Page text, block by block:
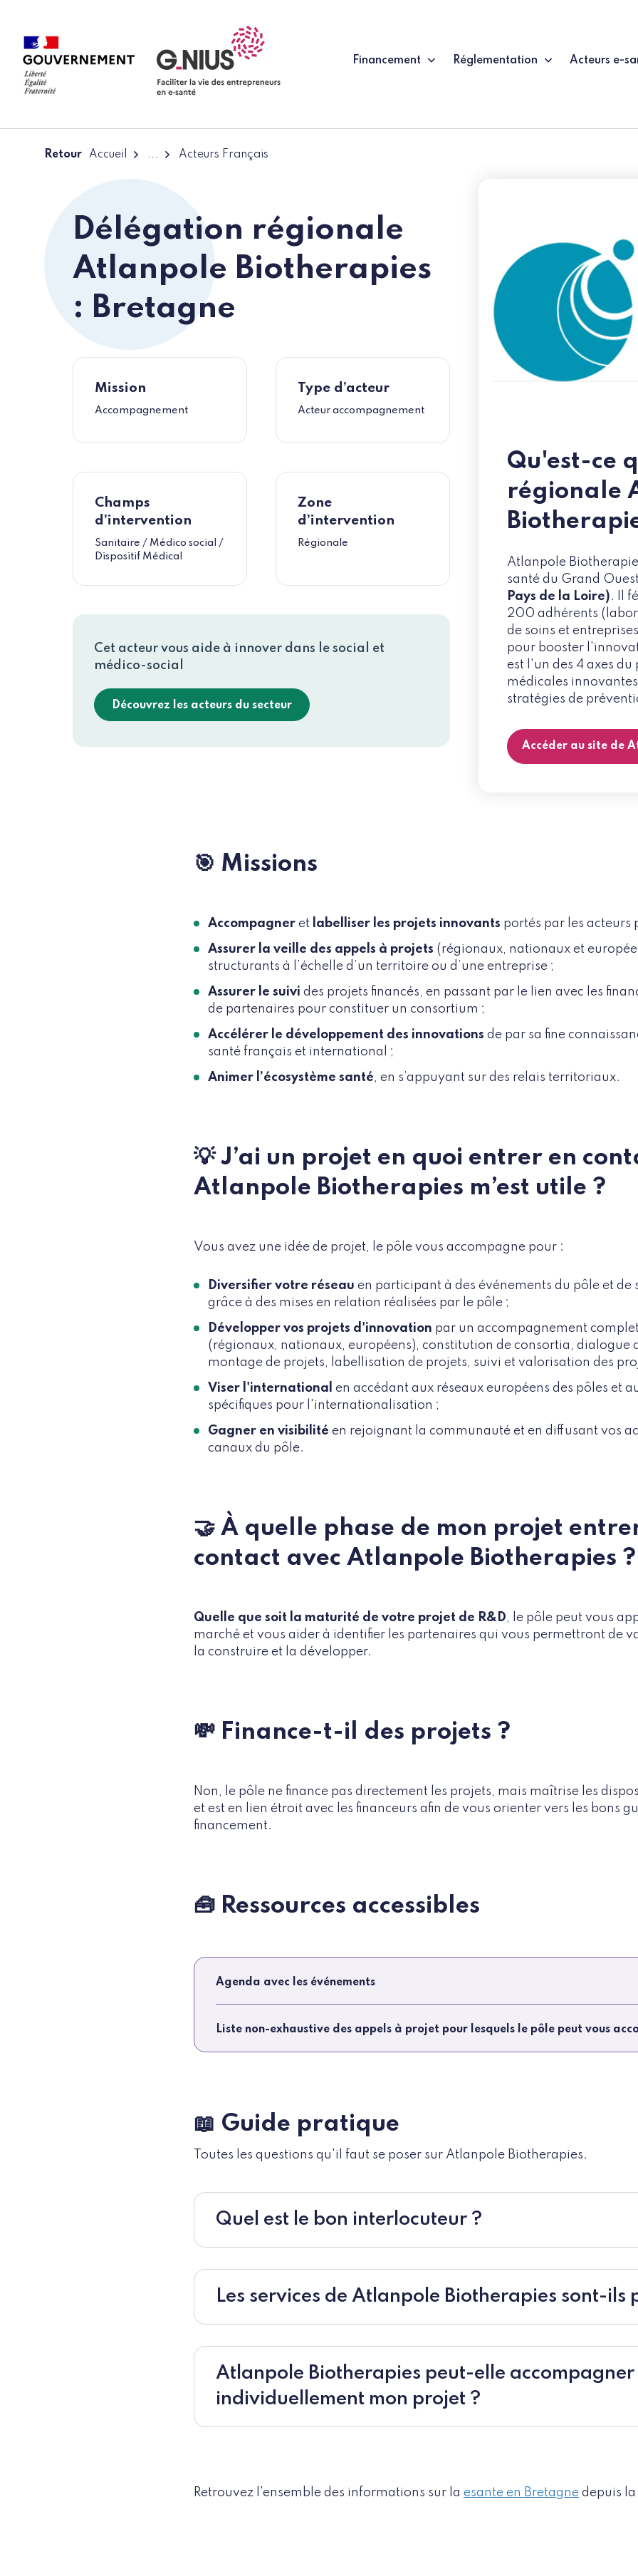
Financement Réglementation Acteurs e-
Retour Accueil ... Acteurs Français
Délégation régionale
Atlanpole Biotherapies
: Bretagne
Mission
Accompagnement
Type d’acteur
Acteur accompagnement
Champs
d’intervention
Sanitaire / Médico social /
Dispositif Médical
Zone
d’intervention
Régionale
Cet acteur vous aide à innover dans le social et
médico-social
Découvrez les acteurs du secteur
Qu'est-ce
régionale
Atlanpole
santé du Grand Ouest
Pays de la Loire). Il
200 adhérents
de soins et
pour booster
est l'un des 4 axes
médicales
stratégies de
Accéder au site de
🎯 Missions
Accompagner et labelliser les projets innovants portés par les acteurs
Assurer la veille des appels à projets (régionaux, nationaux et
structurants à l’échelle d’un territoire ou d’une entreprise ;
Assurer le suivi des projets financés, en passant par le lien avec les
de partenaires pour constituer un consortium ;
Accélérer le développement des innovations de par sa fine
santé français et international ;
Animer l’écosystème santé, en s’appuyant sur des relais territoriaux.
💡 J’ai un projet en quoi entrer en
Atlanpole Biotherapies m’est utile ?
Vous avez une idée de projet, le pôle vous accompagne pour :
Diversifier votre réseau en participant à des événements du pôle et de
grâce à des mises en relation réalisées par le pôle ;
Développer vos projets d'innovation par un accompagnement
(régionaux, nationaux, européens), constitution de consortia, dialogue
montage de projets, labellisation de projets, suivi et valorisation des
Viser l'international en accédant aux réseaux européens des pôles et
spécifiques pour l'internationalisation ;
Gagner en visibilité en rejoignant la communauté et en diffusant vos
canaux du pôle.
🤝 À quelle phase de mon projet
contact avec Atlanpole Biotherapies ?
Quelle que soit la maturité de votre projet de R&D, le pôle peut vous
marché et vous aider à identifier les partenaires qui vous permettront de
la construire et la développer.
💸 Finance-t-il des projets ?
Non, le pôle ne finance pas directement les projets, mais maîtrise les
et est en lien étroit avec les financeurs afin de vous orienter vers les bons
financement.
🧰 Ressources accessibles
Agenda avec les événements
Liste non-exhaustive des appels à projet pour lesquels le pôle peut vous
📖 Guide pratique
Toutes les questions qu'il faut se poser sur Atlanpole Biotherapies.
Quel est le bon interlocuteur ?
Les services de Atlanpole Biotherapies sont-ils
Atlanpole Biotherapies peut-elle accompagner
individuellement mon projet ?
Retrouvez l'ensemble des informations sur la esante en Bretagne depuis